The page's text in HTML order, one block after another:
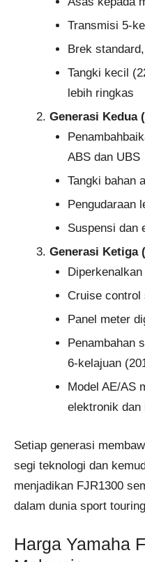
Transmisi 5-
Brek
Tangki kecil
lebih ringkas
Generasi Kedua
ABS dan UBS
Tangki bahan
Pengudaraan
Suspensi dan
Generasi Ketiga
Cruise control
Panel meter
Penambahan
6-kelajuan
Model AE/AS
elektronik dan
Setiap generasi
segi teknologi dan
menjadikan FJR1300
dalam dunia sport
Harga Yamaha